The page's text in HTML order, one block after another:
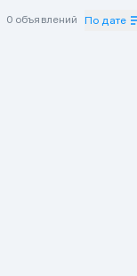
0 объявлений По дате